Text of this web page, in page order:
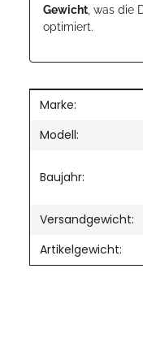
Gewicht , was die
optimiert.
Produkteigenschaft
Wert
Marke:
Modell:
Baujahr:
Versandgewicht:
Artikelgewicht: